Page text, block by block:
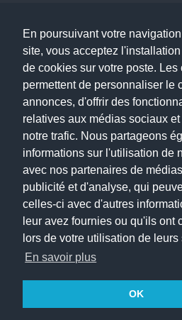
En poursuivant votre
site, vous acceptez
de cookies sur votre poste. Les
permettent de personnaliser le
annonces, d'offrir des
relatives aux médias sociaux
notre trafic. Nous partageons
informations sur l'utilisation de
avec nos partenaires de
publicité et d'analyse, qui
celles-ci avec d'autres
leur avez fournies ou qu'ils ont
lors de votre utilisation de leurs
En savoir plus
OK
Dentiste à Paris
Copyright © 2026 . All Rights Reserved.
choisirunmedecin@gmail.com
Nous contacter
Accueil
Blog
Mon compte
Dernier avis : PASCAL DELCAMPE,